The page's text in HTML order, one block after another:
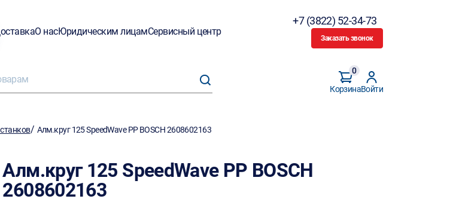
О насЮридическим лицамСервисный центр
+7 (3822) 52-34-73
Заказать звонок
Корзина
0
Войти
/ Алм.круг 125 SpeedWave PP BOSCH 2608602163
Алм.круг 125 SpeedWave PP BOSCH
2608602163